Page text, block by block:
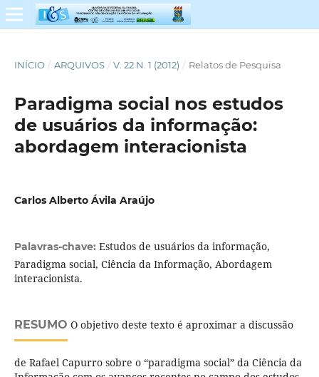
INÍCIO / ARQUIVOS / V. 22 N. 1 (2012) / Relatos de Pesquisa
Paradigma social nos estudos
de usuários da informação:
abordagem interacionista
Carlos Alberto Ávila Araújo
Palavras-chave: Estudos de usuários da informação,
Paradigma social, Ciência da Informação, Abordagem
interacionista.
RESUMO O objetivo deste texto é aproximar a discussão
de Rafael Capurro sobre o “paradigma social” da Ciência da